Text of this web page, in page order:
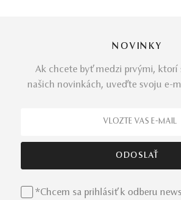
NOVINKY
Ak chcete byť medzi prvými, ktorí
našich novinkách, uveďte svoju e-
*Chcem sa prihlásiť k odberu